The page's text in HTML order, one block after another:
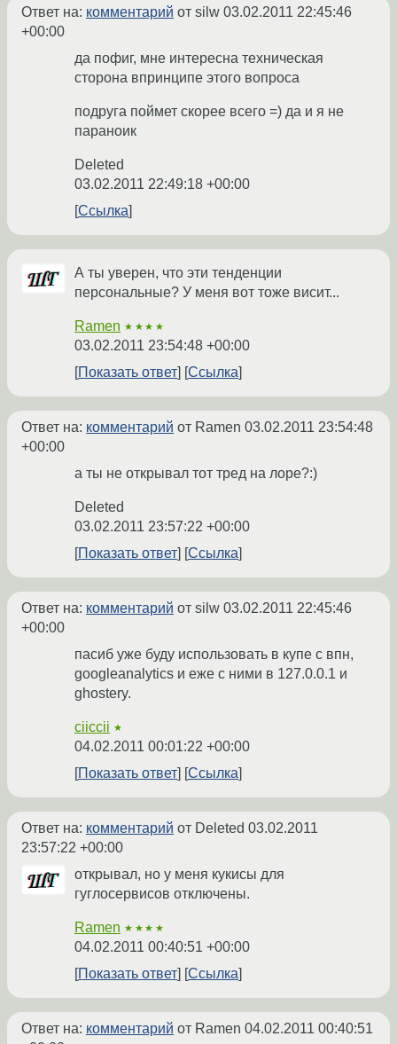
Ответ на: комментарий от silw 03.02.2011 22:45:46
+00:00
да пофиг, мне интересна техническая
сторона впринципе этого вопроса
подруга поймет скорее всего =) да и я не
параноик
Deleted
03.02.2011 22:49:18 +00:00
Ссылка
А ты уверен, что эти тенденции
персональные? У меня вот тоже висит...
Ramen ★★★★
03.02.2011 23:54:48 +00:00
Показать ответ
Ссылка
Ответ на: комментарий от Ramen 03.02.2011 23:54:48
+00:00
а ты не открывал тот тред на лоре?:)
Deleted
03.02.2011 23:57:22 +00:00
Показать ответ
Ссылка
Ответ на: комментарий от silw 03.02.2011 22:45:46
+00:00
пасиб уже буду использовать в купе с впн,
googleanalytics и еже с ними в 127.0.0.1 и
ghostery.
ciiccii ★
04.02.2011 00:01:22 +00:00
Показать ответ
Ссылка
Ответ на: комментарий от Deleted 03.02.2011
23:57:22 +00:00
открывал, но у меня кукисы для
гуглосервисов отключены.
Ramen ★★★★
04.02.2011 00:40:51 +00:00
Показать ответ
Ссылка
Ответ на: комментарий от Ramen 04.02.2011 00:40:51